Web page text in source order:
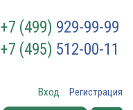
+7 (499) 929-99-99
+7 (495) 512-00-11
Вход
Регистрация